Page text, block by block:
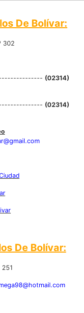
De Bolívar:
302
(02314)
(02314)
De Bolívar:
251